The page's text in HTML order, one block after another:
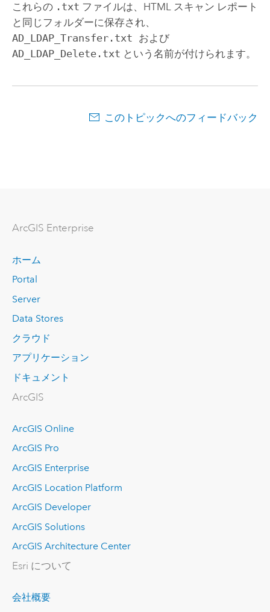
これらの .txt ファイルは、HTML スキャン レポート
と同じフォルダーに保存され、
AD_LDAP_Transfer.txt および
AD_LDAP_Delete.txt という名前が付けられます。
このトピックへのフィードバック
ArcGIS Enterprise
ホーム
Portal
Server
Data Stores
クラウド
アプリケーション
ドキュメント
ArcGIS
ArcGIS Online
ArcGIS Pro
ArcGIS Enterprise
ArcGIS Location Platform
ArcGIS Developer
ArcGIS Solutions
ArcGIS Architecture Center
Esri について
会社概要